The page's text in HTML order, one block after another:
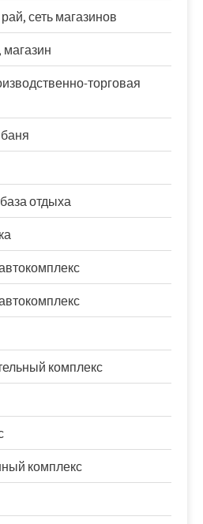
сеть магазинов
торговая
отдыха
комплекс
комплекс